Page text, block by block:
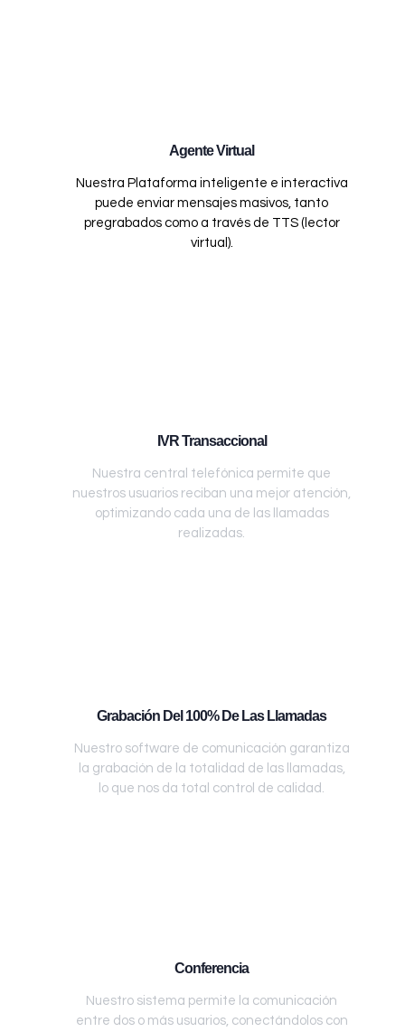
Agente Virtual
Nuestra Plataforma inteligente e interactiva
puede enviar mensajes masivos, tanto
pregrabados como a través de TTS (lector
virtual).
IVR Transaccional
Nuestra central telefónica permite que
nuestros usuarios reciban una mejor atención,
optimizando cada una de las llamadas
realizadas.
Grabación Del 100% De Las Llamadas
Nuestro software de comunicación garantiza
la grabación de la totalidad de las llamadas,
lo que nos da total control de calidad.
Conferencia
Nuestro sistema permite la comunicación
entre dos o más usuarios, conectándolos con